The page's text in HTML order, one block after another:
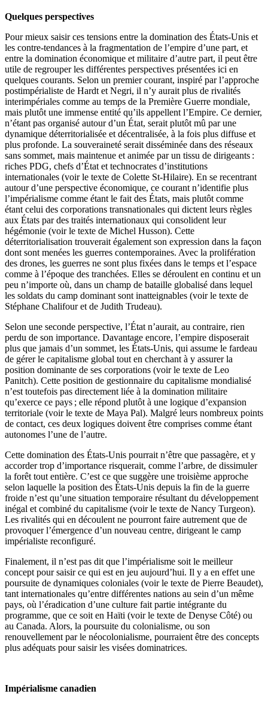
Quelques perspectives
Pour mieux saisir ces tensions entre la domination des États-Unis et
les contre-tendances à la fragmentation de l’empire d’une part, et
entre la domination économique et militaire d’autre part, il peut être
utile de regrouper les différentes perspectives présentées ici en
quelques courants. Selon un premier courant, inspiré par l’approche
postimpérialiste de Hardt et Negri, il n’y aurait plus de rivalités
interimpériales comme au temps de la Première Guerre mondiale,
mais plutôt une immense entité qu’ils appellent l’Empire. Ce dernier,
n’étant pas organisé autour d’un État, serait plutôt mû par une
dynamique déterritorialisée et décentralisée, à la fois plus diffuse et
plus profonde. La souveraineté serait disséminée dans des réseaux
sans sommet, mais maintenue et animée par un tissu de dirigeants :
riches PDG, chefs d’État et technocrates d’institutions
internationales (voir le texte de Colette St-Hilaire). En se recentrant
autour d’une perspective économique, ce courant n’identifie plus
l’impérialisme comme étant le fait des États, mais plutôt comme
étant celui des corporations transnationales qui dictent leurs règles
aux États par des traités internationaux qui consolident leur
hégémonie (voir le texte de Michel Husson). Cette
déterritorialisation trouverait également son expression dans la façon
dont sont menées les guerres contemporaines. Avec la prolifération
des drones, les guerres ne sont plus fixées dans le temps et l’espace
comme à l’époque des tranchées. Elles se déroulent en continu et un
peu n’importe où, dans un champ de bataille globalisé dans lequel
les soldats du camp dominant sont inatteignables (voir le texte de
Stéphane Chalifour et de Judith Trudeau).
Selon une seconde perspective, l’État n’aurait, au contraire, rien
perdu de son importance. Davantage encore, l’empire disposerait
plus que jamais d’un sommet, les États-Unis, qui assume le fardeau
de gérer le capitalisme global tout en cherchant à y assurer la
position dominante de ses corporations (voir le texte de Leo
Panitch). Cette position de gestionnaire du capitalisme mondialisé
n’est toutefois pas directement liée à la domination militaire
qu’exerce ce pays ; elle répond plutôt à une logique d’expansion
territoriale (voir le texte de Maya Pal). Malgré leurs nombreux points
de contact, ces deux logiques doivent être comprises comme étant
autonomes l’une de l’autre.
Cette domination des États-Unis pourrait n’être que passagère, et y
accorder trop d’importance risquerait, comme l’arbre, de dissimuler
la forêt tout entière. C’est ce que suggère une troisième approche
selon laquelle la position des États-Unis depuis la fin de la guerre
froide n’est qu’une situation temporaire résultant du développement
inégal et combiné du capitalisme (voir le texte de Nancy Turgeon).
Les rivalités qui en découlent ne pourront faire autrement que de
provoquer l’émergence d’un nouveau centre, dirigeant le camp
impérialiste reconfiguré.
Finalement, il n’est pas dit que l’impérialisme soit le meilleur
concept pour saisir ce qui est en jeu aujourd’hui. Il y a en effet une
poursuite de dynamiques coloniales (voir le texte de Pierre Beaudet),
tant internationales qu’entre différentes nations au sein d’un même
pays, où l’éradication d’une culture fait partie intégrante du
programme, que ce soit en Haïti (voir le texte de Denyse Côté) ou
au Canada. Alors, la poursuite du colonialisme, ou son
renouvellement par le néocolonialisme, pourraient être des concepts
plus adéquats pour saisir les visées dominatrices.
Impérialisme canadien